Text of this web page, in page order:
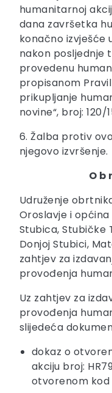
humanitarnoj
dana završetka
konačno izvješće
nakon posljednje
provedenu
propisanom
prikupljanje
novine“, broj: 120/
6. Žalba protiv
njegovo izvršenje.
O b
Udruženje
Oroslavje i
Stubica, Stubičke
Donjoj Stubici,
zahtjev za
provođenja
Uz zahtjev za
provođenja
slijedeća
dokaz o
akciju broj:
otvorenom kod